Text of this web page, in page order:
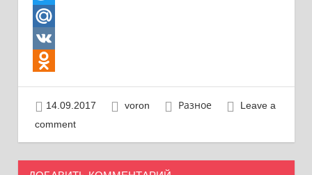
Twitter
Mail.Ru
VK
14.09.2017 voron Разное
Leave a
comment